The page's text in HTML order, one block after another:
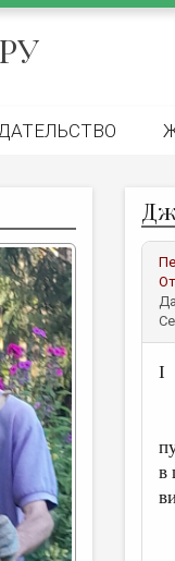
I
в